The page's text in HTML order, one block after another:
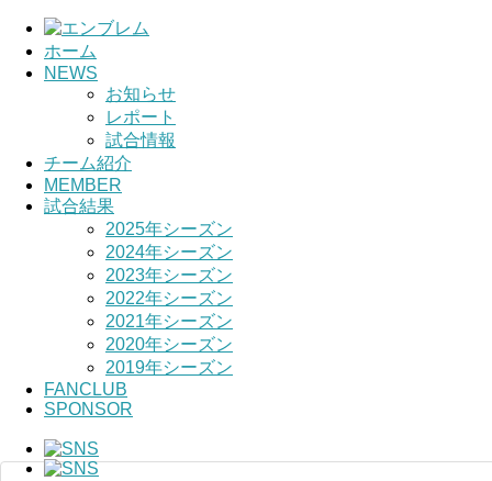
ホーム
NEWS
お知らせ
レポート
試合情報
チーム紹介
MEMBER
試合結果
2025年シーズン
2024年シーズン
2023年シーズン
2022年シーズン
2021年シーズン
2020年シーズン
2019年シーズン
FANCLUB
SPONSOR